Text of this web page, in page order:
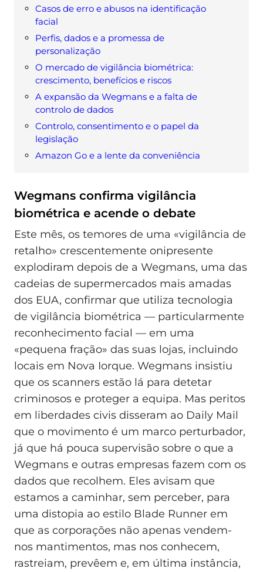
Casos de erro e abusos na identificação
facial
Perfis, dados e a promessa de
personalização
O mercado de vigilância biométrica:
crescimento, benefícios e riscos
A expansão da Wegmans e a falta de
controlo de dados
Controlo, consentimento e o papel da
legislação
Amazon Go e a lente da conveniência
Wegmans confirma vigilância
biométrica e acende o debate
Este mês, os temores de uma «vigilância de
retalho» crescentemente onipresente
explodiram depois de a Wegmans, uma das
cadeias de supermercados mais amadas
dos EUA, confirmar que utiliza tecnologia
de vigilância biométrica — particularmente
reconhecimento facial — em uma
«pequena fração» das suas lojas, incluindo
locais em Nova Iorque. Wegmans insistiu
que os scanners estão lá para detetar
criminosos e proteger a equipa. Mas peritos
em liberdades civis disseram ao Daily Mail
que o movimento é um marco perturbador,
já que há pouca supervisão sobre o que a
Wegmans e outras empresas fazem com os
dados que recolhem. Eles avisam que
estamos a caminhar, sem perceber, para
uma distopia ao estilo Blade Runner em
que as corporações não apenas vendem-
nos mantimentos, mas nos conhecem,
rastreiam, prevêem e, em última instância,